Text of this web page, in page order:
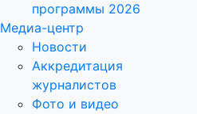
программы 2026
Медиа-центр
Новости
Аккредитация
журналистов
Фото и видео